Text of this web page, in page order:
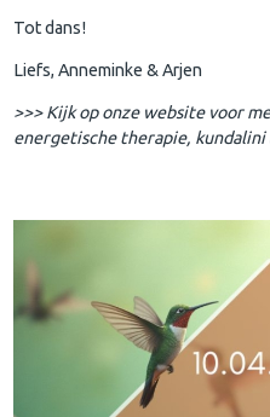
Tot dans!
Liefs, Anneminke & Arjen
>>> Kijk op onze website voor
energetische therapie,